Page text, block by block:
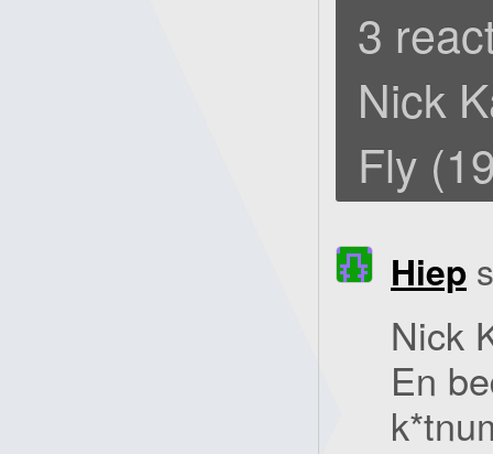
3
Nick
Fly
Hiep
Nick
En